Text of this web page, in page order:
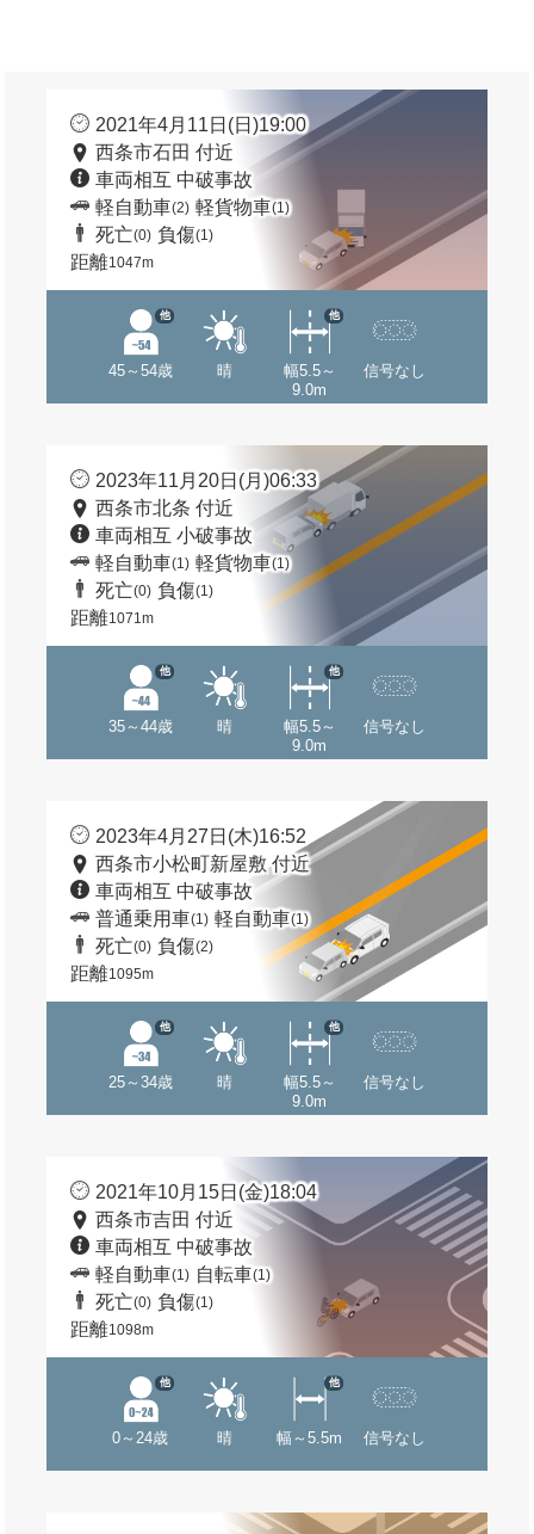
2021年4月11日(日)19:00
西条市石田 付近
車両相互 中破事故
軽自動車(2) 軽貨物車(1)
死亡(0) 負傷(1)
距離1047m
45～54歳
他
晴
幅5.5～
9.0m
他
信号なし
2023年11月20日(月)06:33
西条市北条 付近
車両相互 小破事故
軽自動車(1) 軽貨物車(1)
死亡(0) 負傷(1)
距離1071m
35～44歳
他
晴
幅5.5～
9.0m
他
信号なし
2023年4月27日(木)16:52
西条市小松町新屋敷 付近
車両相互 中破事故
普通乗用車(1) 軽自動車(1)
死亡(0) 負傷(2)
距離1095m
25～34歳
他
晴
幅5.5～
9.0m
他
信号なし
2021年10月15日(金)18:04
西条市吉田 付近
車両相互 中破事故
軽自動車(1) 自転車(1)
死亡(0) 負傷(1)
距離1098m
0～24歳
他
晴 幅～5.5m
他
信号なし